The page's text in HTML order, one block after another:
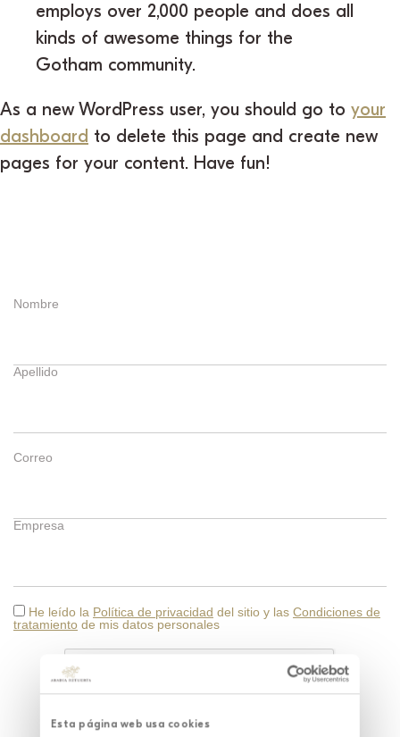
Esta página web usa cookies
employs over 2,000 people and does all
kinds of awesome things for the
Gotham community.
As a new WordPress user, you should go to your
dashboard to delete this page and create new
pages for your content. Have fun!
Nombre
Apellido
Correo
Empresa
He leído la Política de privacidad del sitio y las Condiciones de
tratamiento de mis datos personales